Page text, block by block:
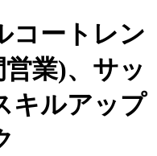
コートレン
業)、 サッ
キルアップ